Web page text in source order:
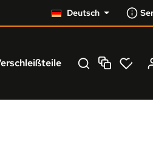
Deutsch
Service